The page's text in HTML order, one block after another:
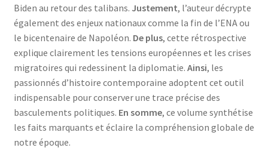
Biden au retour des talibans. Justement, l’auteur décrypte
également des enjeux nationaux comme la fin de l’ENA ou
le bicentenaire de Napoléon. De plus, cette rétrospective
explique clairement les tensions européennes et les crises
migratoires qui redessinent la diplomatie. Ainsi, les
passionnés d’histoire contemporaine adoptent cet outil
indispensable pour conserver une trace précise des
basculements politiques. En somme, ce volume synthétise
les faits marquants et éclaire la compréhension globale de
notre époque.